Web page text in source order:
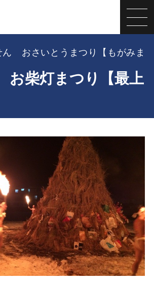
柴灯まつり【最上
ん おさいとうまつり【もがみま